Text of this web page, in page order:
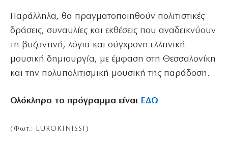
Παράλληλα, θα πραγματοποιηθούν πολιτιστικές
δράσεις, συναυλίες και εκθέσεις που αναδεικνύουν
τη βυζαντινή, λόγια και σύγχρονη ελληνική
μουσική δημιουργία, με έμφαση στη Θεσσαλονίκη
και την πολυπολιτισμική μουσική της παράδοση.
Ολόκληρο το πρόγραμμα είναι ΕΔΩ
(Φωτ.: EUROKINISSI)